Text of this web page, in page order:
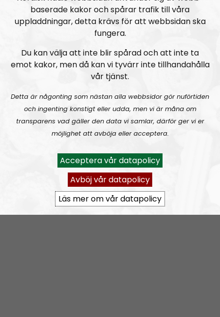
Producent är Nordisk Radios Max Rosenfors.
Radio Nordfront gillar åsikt- och yttrandefrihet.
alltifrån sympatiskt inställda personer till
meningsmotståndare.
radionordfront@nordiskradio.se
simon.holmqvist@nordfront.se
martin.saxlind@nordfront.se
Prenumerera på Radio Nordfront medRSS
https://nordiskradio.se/?format=mp3-
rss&show=radio-nordfront
baserade kakor och spårar trafik till våra
uppladdningar, detta krävs för att webbsidan ska
fungera.
Du kan välja att inte blir spårad och att inte ta
emot kakor, men då kan vi tyvärr inte tillhandahålla
vår tjänst.
Detta är någonting som nästan alla webbsidor gör nuförtiden
och ingenting konstigt eller udda, men vi är måna om
transparens vad gäller den data vi samlar, därför ger vi er
möjlighet att avböja eller acceptera.
Acceptera vår datapolicy
Avböj vår datapolicy
Läs mer om vår datapolicy